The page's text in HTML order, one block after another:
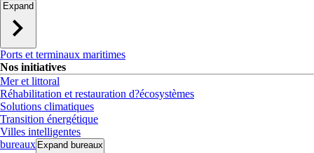
Expand
Ports et terminaux maritimes
Nos initiatives
Mer et littoral
Réhabilitation et restauration d?écosystèmes
Solutions climatiques
Transition énergétique
Villes intelligentes
bureaux Expand bureaux